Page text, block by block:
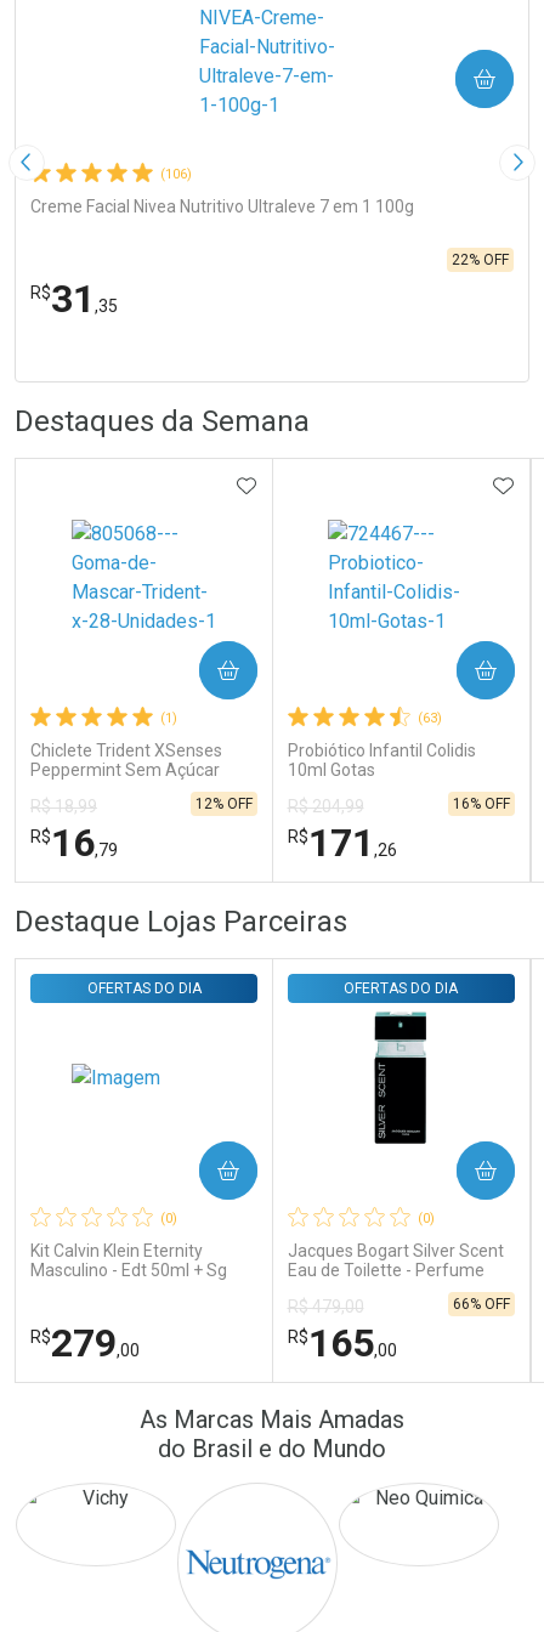
Imagem Anterior (106)
Creme Facial Nivea Nutritivo Ultraleve 7 em 1 100g
R$31 ,35
22% OFF
COMPRAR
Laboratório
Ativar Desconto
Comprar sem Desconto
Comprar sem Desconto
Destaques da Semana
(1)
Chiclete Trident XSenses
Peppermint Sem Açúcar
R$ 18,99
R$16,79
12% OFF
ADICIONAR AOS FAVORITOS
COMPRAR
FECHAR
Laboratório
Comprar sem Desconto
Por R$ 16,79/cada
FECHAR
Por Menos
Comprar sem Desconto
Por R$ 16,79/cada
(63)
Probiótico Infantil Colidis
10ml Gotas
R$ 204,99
R$171 ,26
16% OFF
COMPRAR
Comprar sem Desconto
Por R$ 171,26/cada
Por Menos
Comprar sem Desconto
Por R$ 171,26/cada
Destaque Lojas Parceiras
(0)
Kit Calvin Klein Eternity
Masculino - Edt 50ml + Sg
OFERTAS DO DIA
R$279,00
COMPRAR
FECHAR
FECHAR
Por Menos
(0)
Jacques Bogart Silver Scent
Eau de Toilette - Perfume
OFERTAS DO DIA
R$ 479,00
R$165,00
66% OFF
COMPRAR
Laboratório
Por Menos
As Marcas Mais Amadas
do Brasil e do Mundo